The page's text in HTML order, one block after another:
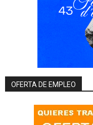
OFERTA DE EMPLEO